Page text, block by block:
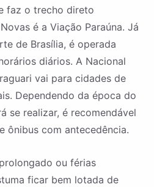
faz o trecho direto
é a Viação Paraúna. Já
de Brasília, é operada
diários. A Nacional
vai para cidades de
Dependendo da época do
se realizar, é recomendável
ônibus com antecedência.
ou férias
ficar bem lotada de